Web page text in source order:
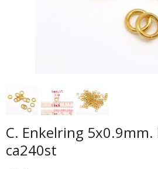
C. Enkelring 5x0.9mm.
ca240st